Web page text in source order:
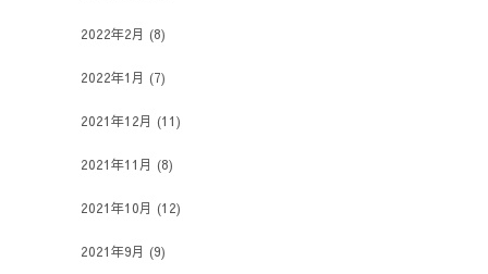
2022年2月 (8)
2022年1月 (7)
2021年12月 (11)
2021年11月 (8)
2021年10月 (12)
2021年9月 (9)